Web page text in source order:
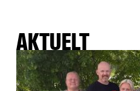
AKTUELT